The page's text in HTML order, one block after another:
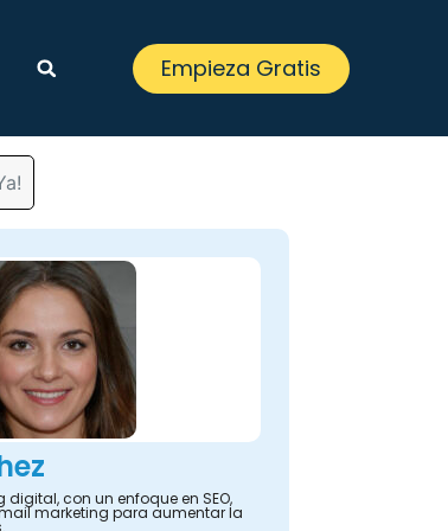
Empieza Gratis
con un enfoque en SEO,
marketing para aumentar la